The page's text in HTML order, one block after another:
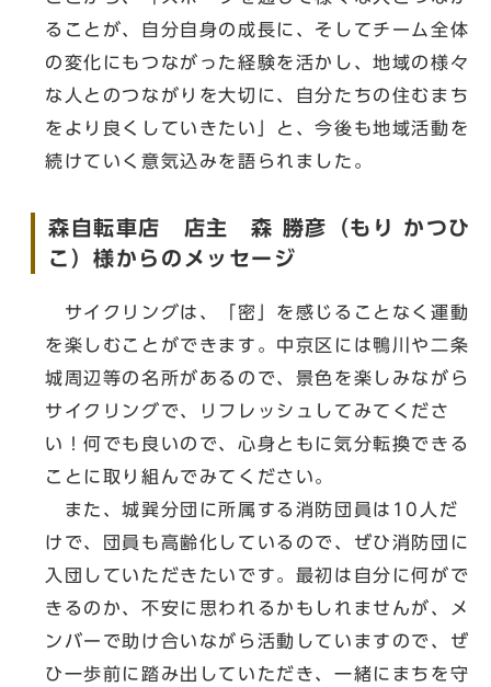
ることが、自分自身の成長に、そしてチーム全体
の変化にもつながった経験を活かし、地域の様々
な人とのつながりを大切に、自分たちの住むまち
をより良くしていきたい」と、今後も地域活動を
続けていく意気込みを語られました。
森自転車店 店主 森 勝彦（もり かつひ
こ）様からのメッセージ
サイクリングは、「密」を感じることなく運動
を楽しむことができます。中京区には鴨川や二条
城周辺等の名所があるので、景色を楽しみながら
サイクリングで、リフレッシュしてみてくださ
い！何でも良いので、心身ともに気分転換できる
ことに取り組んでみてください。
また、城巽分団に所属する消防団員は10人だ
けで、団員も高齢化しているので、ぜひ消防団に
入団していただきたいです。最初は自分に何がで
きるのか、不安に思われるかもしれませんが、メ
ンバーで助け合いながら活動していますので、ぜ
ひ一歩前に踏み出していただき、一緒にまちを守